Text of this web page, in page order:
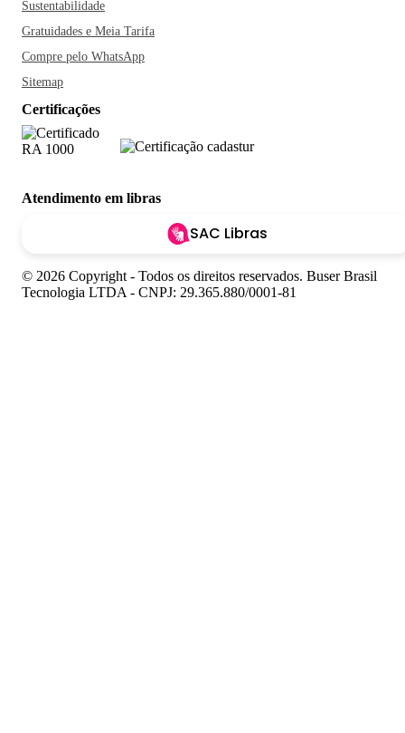
Sustentabilidade
Gratuidades e Meia Tarifa
Compre pelo WhatsApp
Sitemap
Certificações
Atendimento em libras
SAC Libras
© 2026 Copyright - Todos os direitos reservados. Buser Brasil
Tecnologia LTDA - CNPJ: 29.365.880/0001-81